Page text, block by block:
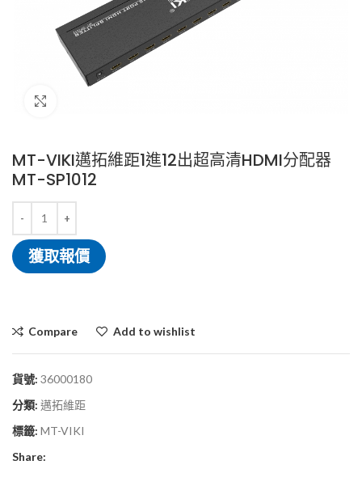
MT-VIKI邁拓維距1進12出超高清HDMI分配器
MT-SP1012
獲取報價
Compare Add to wishlist
貨號: 36000180
分類: 邁拓維距
標籤: MT-VIKI
Share: